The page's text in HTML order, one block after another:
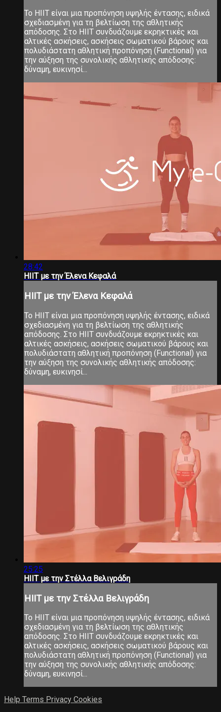
Το ΗΙΙΤ είναι μια προπόνηση υψηλής έντασης, ειδικά
σχεδιασμένη για τη βελτίωση της αθλητικής
απόδοσης. Στο ΗΙΙΤ συνδυάζουμε εκρηκτικές και
αλτικές ασκήσεις, ασκήσεις σωματικού βάρους και
πολυδιάστατη αθλητική προπόνηση (Functional) για
την αύξηση της συνολικής αθλητικής απόδοσης:
δύναμη, ευκινησί...
28:42
ΗIIT με την Έλενα Κεφαλά
ΗIIT με την Έλενα Κεφαλά
Το ΗΙΙΤ είναι μια προπόνηση υψηλής έντασης, ειδικά
σχεδιασμένη για τη βελτίωση της αθλητικής
απόδοσης. Στο ΗΙΙΤ συνδυάζουμε εκρηκτικές και
αλτικές ασκήσεις, ασκήσεις σωματικού βάρους και
πολυδιάστατη αθλητική προπόνηση (Functional) για
την αύξηση της συνολικής αθλητικής απόδοσης:
δύναμη, ευκινησί...
25:25
HIIT με την Στέλλα Βελιγράδη
HIIT με την Στέλλα Βελιγράδη
Το ΗΙΙΤ είναι μια προπόνηση υψηλής έντασης, ειδικά
σχεδιασμένη για τη βελτίωση της αθλητικής
απόδοσης. Στο ΗΙΙΤ συνδυάζουμε εκρηκτικές και
αλτικές ασκήσεις, ασκήσεις σωματικού βάρους και
πολυδιάστατη αθλητική προπόνηση (Functional) για
την αύξηση της συνολικής αθλητικής απόδοσης:
δύναμη, ευκινησί...
Help Terms Privacy Cookies